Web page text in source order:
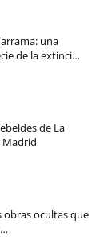
una
de la extinci…
de La
Madrid
obras ocultas que